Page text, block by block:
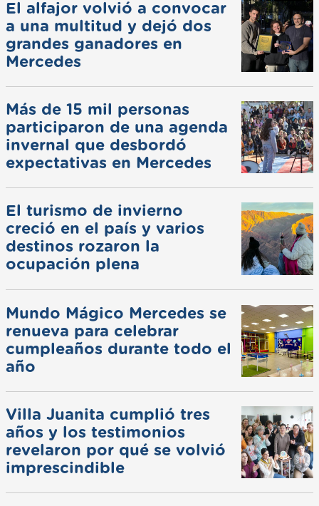
El alfajor volvió a convocar
a una multitud y dejó dos
grandes ganadores en
Mercedes
Más de 15 mil personas
participaron de una agenda
invernal que desbordó
expectativas en Mercedes
El turismo de invierno
creció en el país y varios
destinos rozaron la
ocupación plena
Mundo Mágico Mercedes se
renueva para celebrar
cumpleaños durante todo el
año
Villa Juanita cumplió tres
años y los testimonios
revelaron por qué se volvió
imprescindible